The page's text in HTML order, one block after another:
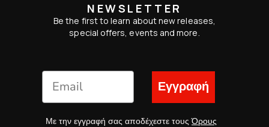
NEWSLETTER
Be the first to learn about new releases,
special offers, events and more.
Εγγραφή
Με την εγγραφή σας αποδέχεστε τουςΌρους